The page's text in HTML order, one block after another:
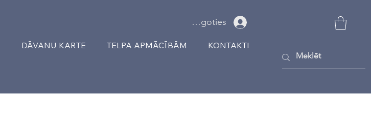
DĀVANU KARTE TELPA APMĀCĪBĀM KONTAKTI
Ielogoties